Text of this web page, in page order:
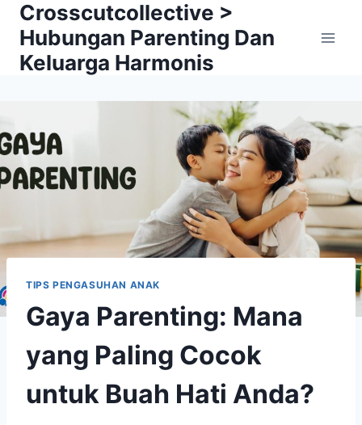
Skip
content
Crosscutcollective >
Hubungan Parenting Dan
Keluarga Harmonis
TIPS PENGASUHAN ANAK
Gaya Parenting: Mana
yang Paling Cocok
untuk Buah Hati Anda?